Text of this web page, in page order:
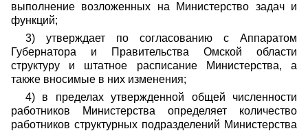
выполнение возложенных на Министерство задач и
функций;
3) утверждает по согласованию с Аппаратом
Губернатора и Правительства Омской области
структуру и штатное расписание Министерства, а
также вносимые в них изменения;
4) в пределах утвержденной общей численности
работников Министерства определяет количество
работников структурных подразделений Министерства